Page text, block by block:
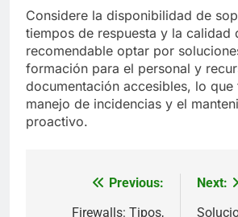
Considere la disponibilidad de
tiempos de respuesta y la calidad
recomendable optar por
formación para el personal y
documentación accesibles, lo que
manejo de incidencias y el
proactivo.
Previous:
Firewalls: Tipos,
Next: